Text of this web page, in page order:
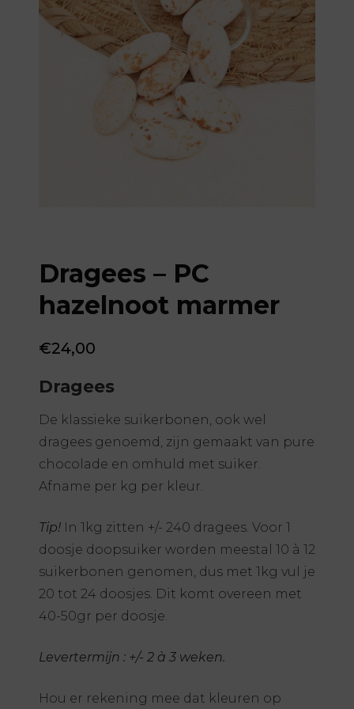
Dragees – PC
hazelnoot marmer
€24,00
Dragees
De klassieke suikerbonen, ook wel
dragees genoemd, zijn gemaakt van pure
chocolade en omhuld met suiker.
Afname per kg per kleur.
Tip! In 1kg zitten +/- 240 dragees. Voor 1
doosje doopsuiker worden meestal 10 à 12
suikerbonen genomen, dus met 1kg vul je
20 tot 24 doosjes. Dit komt overeen met
40-50gr per doosje.
Levertermijn : +/- 2 à 3 weken.
Hou er rekening mee dat kleuren op